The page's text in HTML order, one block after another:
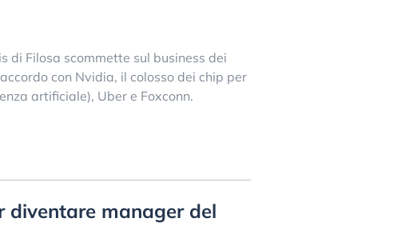
di Filosa scommette sul business dei
con Nvidia, il colosso dei chip per
artificiale), Uber e Foxconn.
diventare manager del